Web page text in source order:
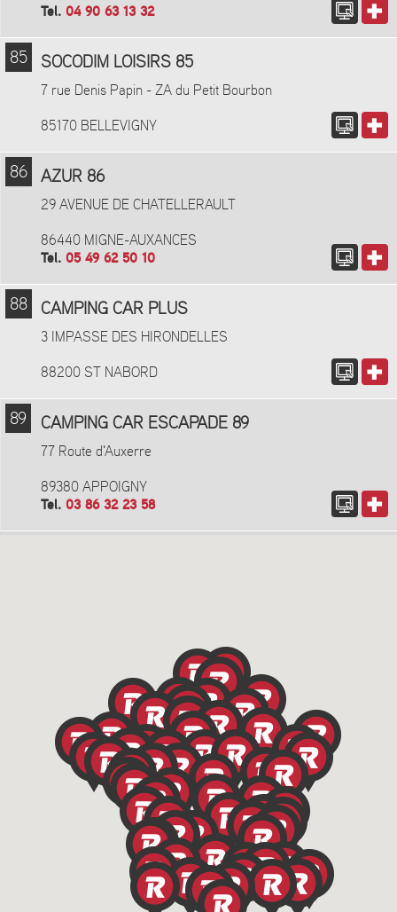
Tel. 04 90 63 13 32
85 SOCODIM LOISIRS 85
7 rue Denis Papin - ZA du Petit Bourbon
85170 BELLEVIGNY
86 AZUR 86
29 AVENUE DE CHATELLERAULT
86440 MIGNE-AUXANCES
Tel. 05 49 62 50 10
88 CAMPING CAR PLUS
3 IMPASSE DES HIRONDELLES
88200 ST NABORD
89 CAMPING CAR ESCAPADE 89
77 Route d'Auxerre
89380 APPOIGNY
Tel. 03 86 32 23 58